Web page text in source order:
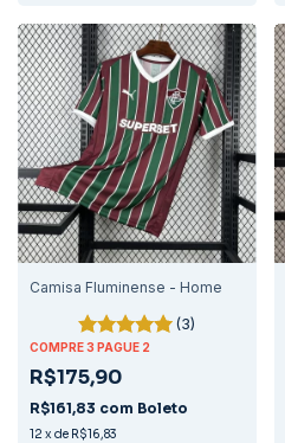
Camisa Fluminense - Home
(3)
COMPRE 3 PAGUE 2
R$175,90
R$161,83 com Boleto
12 x de R$16,83